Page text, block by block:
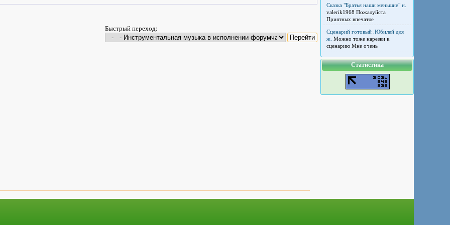
Быстрый переход:
Сказка "Братья наши меньшие" н.
valerik1968 Пожалуйста
Приятных впечатле
Сценарий готовый .Юбилей для
ж. Можно тоже нарезки к
сценарию Мне очень
Статистика